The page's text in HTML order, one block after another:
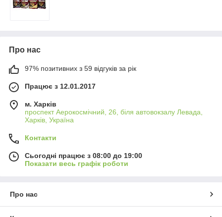
Про нас
97% позитивних з 59 відгуків за рік
Працює з 12.01.2017
м. Харків
проспект Аерокосмічний, 26, біля автовокзалу Левада,
Харків, Україна
Контакти
Сьогодні працює з 08:00 до 19:00
Показати весь графік роботи
Про нас